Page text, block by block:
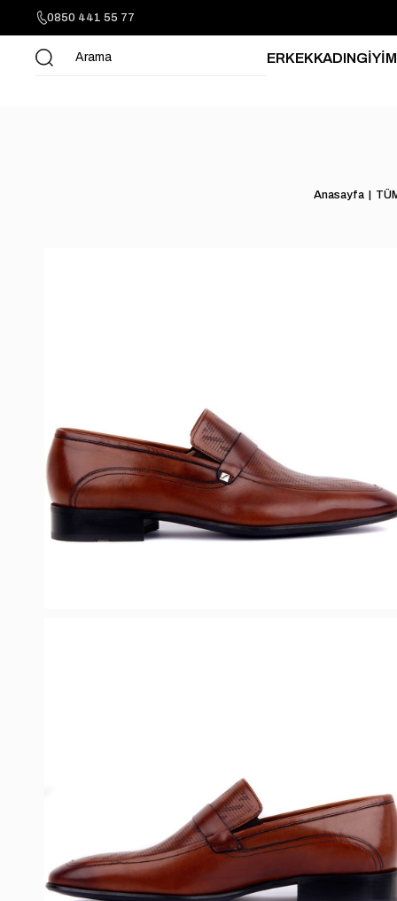
0850 441 55 77
ERKEKKADINGİYİM
Anasayfa